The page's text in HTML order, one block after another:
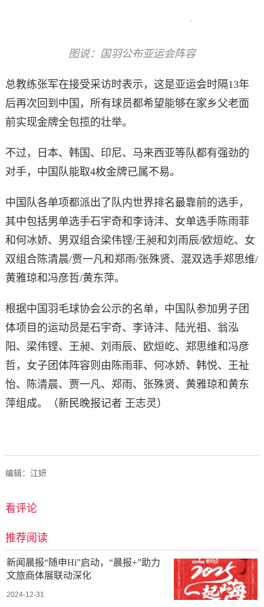
图说：国羽公布亚运会阵容
总教练张军在接受采访时表示，这是亚运会时隔13年
后再次回到中国，所有球员都希望能够在家乡父老面
前实现金牌全包揽的壮举。
不过，日本、韩国、印尼、马来西亚等队都有强劲的
对手，中国队能取4枚金牌已属不易。
中国队各单项都派出了队内世界排名最靠前的选手，
其中包括男单选手石宇奇和李诗沣、女单选手陈雨菲
和何冰娇、男双组合梁伟铿/王昶和刘雨辰/欧烜屹、女
双组合陈清晨/贾一凡和郑雨/张殊贤、混双选手郑思维/
黄雅琼和冯彦哲/黄东萍。
根据中国羽毛球协会公示的名单，中国队参加男子团
体项目的运动员是石宇奇、李诗沣、陆光祖、翁泓
阳、梁伟铿、王昶、刘雨辰、欧烜屹、郑思维和冯彦
哲，女子团体阵容则由陈雨菲、何冰娇、韩悦、王祉
怡、陈清晨、贾一凡、郑雨、张殊贤、黄雅琼和黄东
萍组成。（新民晚报记者 王志灵）
编辑：江妍
看评论
推荐阅读
新闻晨报“随申Hi”启动，“晨报+”助力
文旅商体展联动深化
2024-12-31